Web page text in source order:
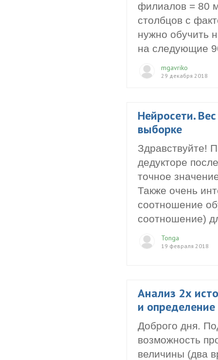
филиалов = 80
столбцов с
нужно обучить
на следующие
mgavriko
29 декабря 2018
Нейросети.
выборке
Здравствуйте!
дедукторе
точное
Также очень
соотношение
соотношение)
Tonga
19 февраля 2018
Анализ 2х
и
Доброго дня.
возможность
величины (два